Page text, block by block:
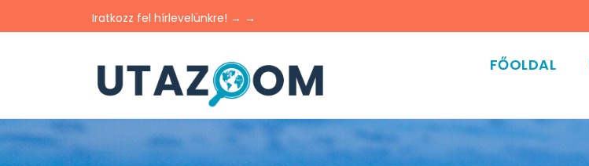
Iratkozz fel hírlevelünkre! → →
FŐOLDAL